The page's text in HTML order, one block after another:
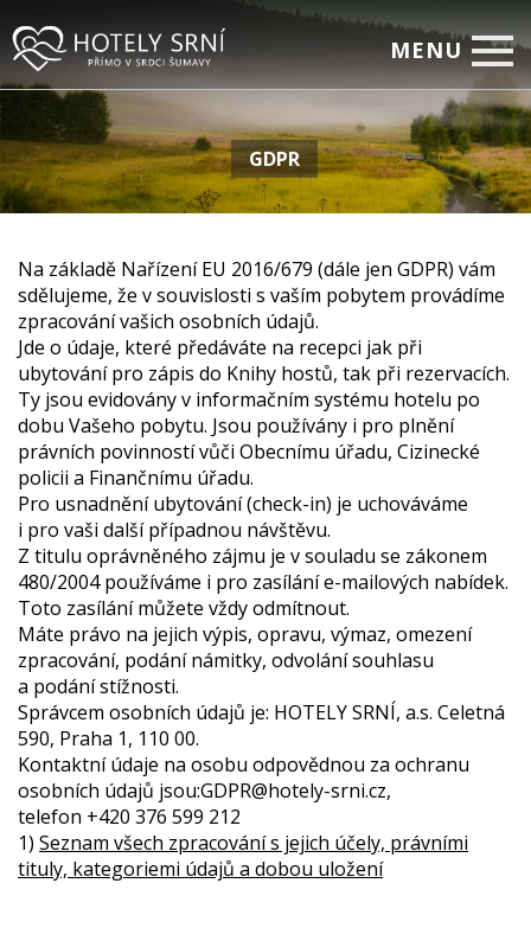
MENU
Home
Pokoje
Relax
Firemní setkávání
Restaurace
Akční nabídky
Fotogalerie
On-line rezervace
Kontakty
GDPR
Na základě Nařízení EU 2016/679 (dále jen GDPR) vám
sdělujeme, že v souvislosti s vaším pobytem provádíme
zpracování vašich osobních údajů.
Jde o údaje, které předáváte na recepci jak při
ubytování pro zápis do Knihy hostů, tak při rezervacích.
Ty jsou evidovány v informačním systému hotelu po
dobu Vašeho pobytu. Jsou používány i pro plnění
právních povinností vůči Obecnímu úřadu, Cizinecké
policii a Finančnímu úřadu.
Pro usnadnění ubytování (check-in) je uchováváme
i pro vaši další případnou návštěvu.
Z titulu oprávněného zájmu je v souladu se zákonem
480/2004 používáme i pro zasílání e-mailových nabídek.
Toto zasílání můžete vždy odmítnout.
Máte právo na jejich výpis, opravu, výmaz, omezení
zpracování, podání námitky, odvolání souhlasu
a podání stížnosti.
Správcem osobních údajů je: HOTELY SRNÍ, a.s. Celetná
590, Praha 1, 110 00.
Kontaktní údaje na osobu odpovědnou za ochranu
osobních údajů jsou:GDPR@hotely-srni.cz,
telefon +420 376 599 212
1) Seznam všech zpracování s jejich účely, právními
tituly, kategoriemi údajů a dobou uložení